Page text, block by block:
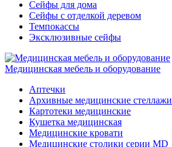
Сейфы для дома
Сейфы с отделкой деревом
Темпокассы
Эксклюзивные сейфы
Медицинская мебель и оборудование
Аптечки
Архивные медицинские стеллажи
Картотеки медицинские
Кушетка медицинская
Медицинские кровати
Медицинские столики серии MD